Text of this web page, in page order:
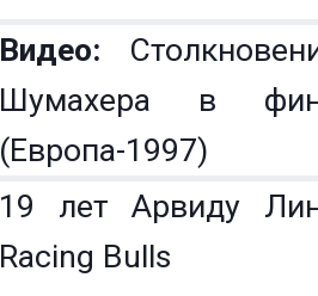
Видео:
Шумахера в
(Европа-1997)
19 лет Арвиду
Racing Bulls